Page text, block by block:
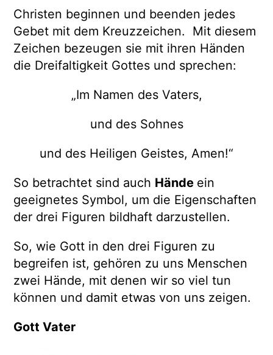
Christen beginnen und beenden jedes
Gebet mit dem Kreuzzeichen. Mit diesem
Zeichen bezeugen sie mit ihren Händen
die Dreifaltigkeit Gottes und sprechen:
„Im Namen des Vaters,
und des Sohnes
und des Heiligen Geistes, Amen!“
So betrachtet sind auch Hände ein
geeignetes Symbol, um die Eigenschaften
der drei Figuren bildhaft darzustellen.
So, wie Gott in den drei Figuren zu
begreifen ist, gehören zu uns Menschen
zwei Hände, mit denen wir so viel tun
können und damit etwas von uns zeigen.
Gott Vater